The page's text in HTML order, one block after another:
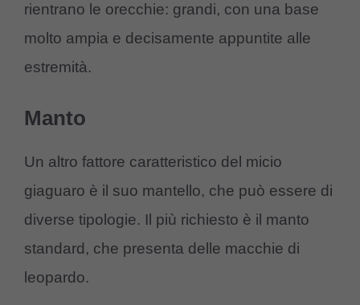
rientrano le orecchie: grandi, con una base
molto ampia e decisamente appuntite alle
estremità.
Manto
Un altro fattore caratteristico del micio
giaguaro è il suo mantello, che può essere di
diverse tipologie. Il più richiesto è il manto
standard, che presenta delle macchie di
leopardo.